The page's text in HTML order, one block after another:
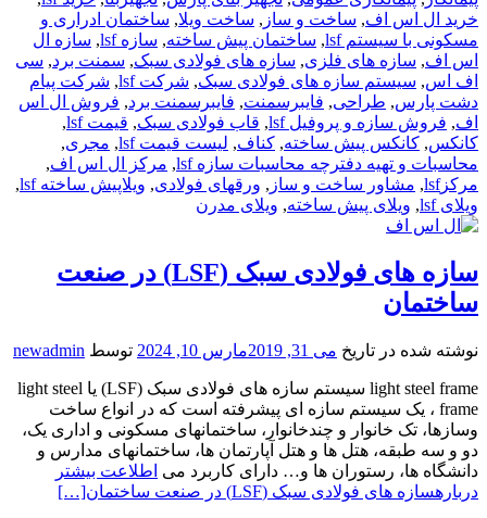
خرید ال اس اف, ساخت و ساز , ساخت ویلا, ساختمان ادراری و
مسکونی با سیستم lsf
, ساختمان پیش ساخته, سازه lsf , سازه ال
اس اف, سازه های فلزی, سازه های فولادی سبک, سمنت برد, سی
اف اس, سیستم سازه های فولادی سبک, شرکت lsf , شرکت پیام
دشت پارس, طراحی, فایبرسمنت, فایبرسمنت برد, فروش ال اس
اف, فروش سازه و پروفیل lsf , قاب فولادی سبک, قیمت lsf
,
کانکس, کانکس پیش ساخته, کناف, لیست قیمت lsf , مجری,
محاسبات و تهیه دفترچه محاسبات سازه lsf
, مرکز ال اس اف,
مرکزlsf
, مشاور ساخت و ساز , ورقهای فولادی, ویلاپیش ساخته lsf
,
ویلای lsf
, ویلای پیش ساخته, ویلای مدرن
سازه های فولادی سبک (LSF) در صنعت
ساختمان
نوشته شده در تاریخ می 31, 2019 مارس 10, 2024 توسط newadmin
light steel frame سیستم سازه های فولادی سبک (LSF) یا light steel
frame ، یک سیستم سازه ای پیشرفته است که در انواع ساخت
وسازها، تک خانوار و چندخانوار، ساختمانهای مسکونی و اداری یک،
دو و سه طبقه، هتل ها و هتل آپارتمان ها، ساختمانهای مدارس و
دانشگاه ها، رستوران ها و… دارای کاربرد می اطلاعت بیشتر
دربارهسازه های فولادی سبک (LSF) در صنعت ساختمان
[…]